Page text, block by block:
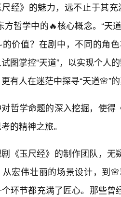
尺经》的魅力，远不止于其
方哲学中的🔥核心概念。“天
价值？在剧中，不同的角
图掌控“天道”，以实现个人
有人在迷茫中探寻“天道🌸”
哲学命题的深入挖掘，使得
的精神之旅。
剧《玉尺经》的制作团队，
从宏伟壮丽的场景设计，到
环节都充满了匠心。那些